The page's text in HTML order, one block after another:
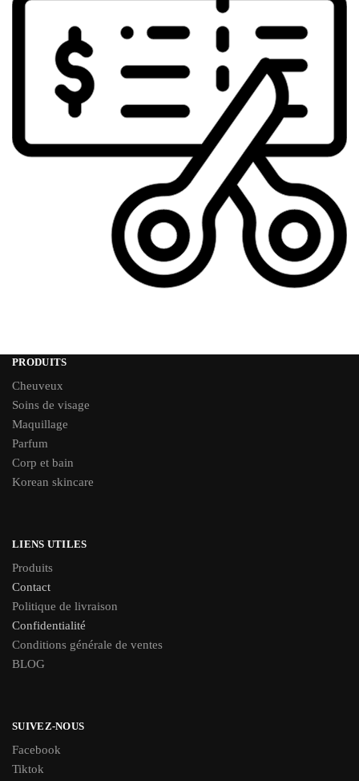
PRODUITS
Cheuveux
Soins de visage
Maquillage
Parfum
Corp et bain
Korean skincare
LIENS UTILES
Produits
Contact
Politique de livraison
Confidentialité
Conditions générale de ventes
BLOG
SUIVEZ-NOUS
Facebook
Tiktok